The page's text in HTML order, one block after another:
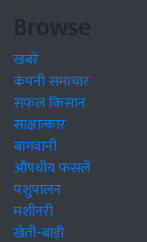
Browse
खबरें
कंपनी समाचार
सफल किसान
साक्षात्कार
बागवानी
औषधीय फसलें
पशुपालन
मशीनरी
खेती-बाड़ी